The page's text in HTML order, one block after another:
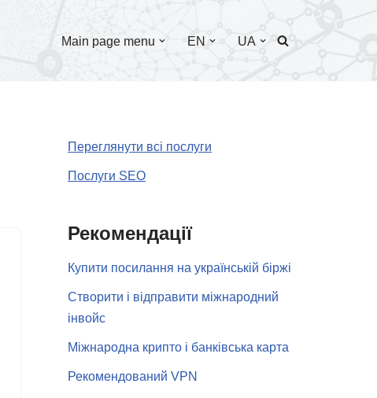
Main page menu EN UA
Переглянути всі послуги
Послуги SEO
Рекомендації
Купити посилання на українській біржі
Створити і відправити міжнародний
інвойс
Міжнародна крипто і банківська карта
Рекомендований VPN